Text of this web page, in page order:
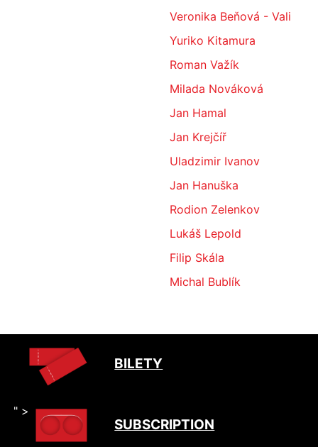
Veronika Beňová - Vali
Yuriko Kitamura
Roman Važík
Milada Nováková
Jan Hamal
Jan Krejčíř
Uladzimir Ivanov
Jan Hanuška
Rodion Zelenkov
Lukáš Lepold
Filip Skála
Michal Bublík
BILETY
" >
SUBSCRIPTION